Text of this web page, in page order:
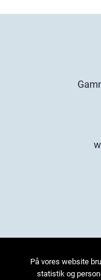
På vores website
statistik og